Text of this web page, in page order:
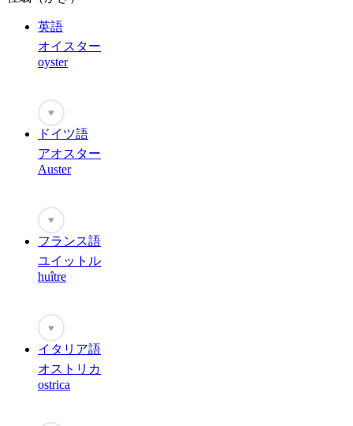
英語
オイスター
oyster
♥
ドイツ語
アオスター
Auster
♥
フランス語
ユイットル
huître
♥
イタリア語
オストリカ
ostrica